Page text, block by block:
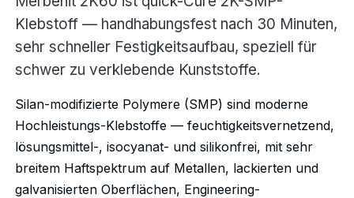
Klebstoff — handhabungsfest nach 30 Minuten,
sehr schneller Festigkeitsaufbau, speziell für
schwer zu verklebende Kunststoffe.
Silan-modifizierte Polymere (SMP) sind moderne
Hochleistungs-Klebstoffe — feuchtigkeitsvernetzend,
lösungsmittel-, isocyanat- und silikonfrei, mit sehr
breitem Haftspektrum auf Metallen, lackierten und
galvanisierten Oberflächen, Engineering-